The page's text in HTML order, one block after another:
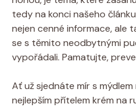
tedy na konci našeho
nejen cenné informace, ale
se s těmito neodbytnými
vypořádali.⁤ Pamatujte,
Ať už sjednáte mír s
nejlepším přítelem krém na